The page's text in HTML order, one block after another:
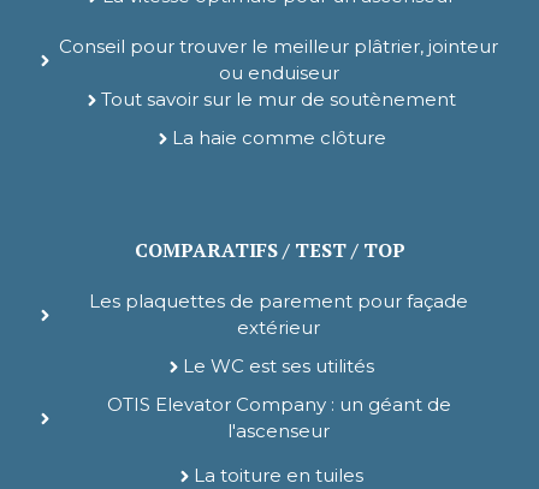
Conseil pour trouver le meilleur plâtrier, jointeur
ou enduiseur
Tout savoir sur le mur de soutènement
La haie comme clôture
COMPARATIFS / TEST / TOP
Les plaquettes de parement pour façade
extérieur
Le WC est ses utilités
OTIS Elevator Company : un géant de
l'ascenseur
La toiture en tuiles